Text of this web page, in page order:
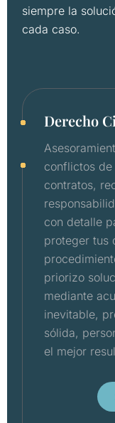
siempre la
cada caso.
Derecho
conflictos de
contratos,
con detalle
proteger tus
priorizo
mediante
inevitable,
sólida,
el mejor